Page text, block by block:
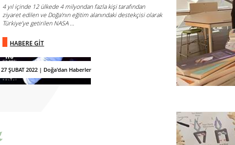
27 ŞUBAT 2022 | Doğa'dan Haberler
4 yıl içinde 12 ülkede 4 milyondan fazla kişi tarafından
ziyaret edilen ve Doğa'nın eğitim alanındaki destekçisi olarak
Türkiye’ye getirilen NASA ...
HABERE GİT